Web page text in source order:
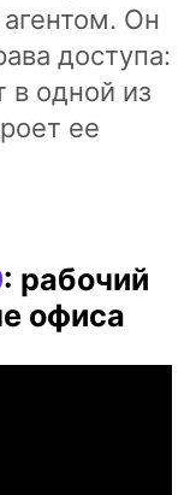
Он
доступа:
в одной из
ее
: рабочий
офиса